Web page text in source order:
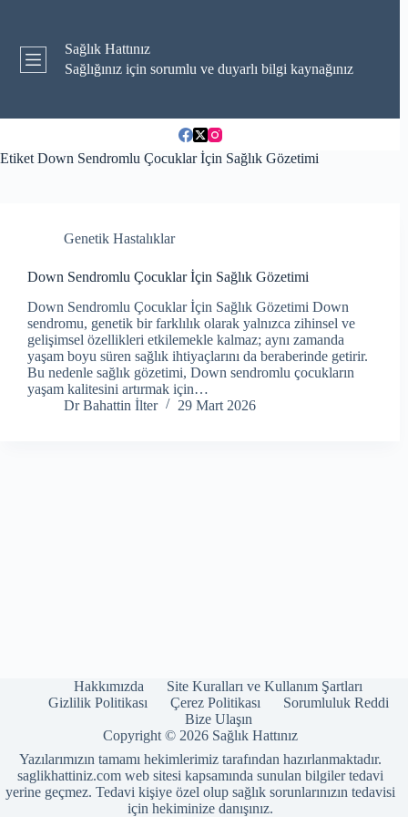
Sağlık Hattınız
Sağlığınız için sorumlu ve duyarlı bilgi kaynağınız
Etiket Down Sendromlu Çocuklar İçin Sağlık Gözetimi
Genetik Hastalıklar
Down Sendromlu Çocuklar İçin Sağlık Gözetimi
Down Sendromlu Çocuklar İçin Sağlık Gözetimi Down
sendromu, genetik bir farklılık olarak yalnızca zihinsel ve
gelişimsel özellikleri etkilemekle kalmaz; aynı zamanda
yaşam boyu süren sağlık ihtiyaçlarını da beraberinde getirir.
Bu nedenle sağlık gözetimi, Down sendromlu çocukların
yaşam kalitesini artırmak için…
Dr Bahattin İlter
29 Mart 2026
Hakkımızda
Site Kuralları ve Kullanım Şartları
Gizlilik Politikası
Çerez Politikası
Sorumluluk Reddi
Bize Ulaşın
Copyright © 2026 Sağlık Hattınız
Yazılarımızın tamamı hekimlerimiz tarafından hazırlanmaktadır.
saglikhattiniz.com web sitesi kapsamında sunulan bilgiler tedavi
yerine geçmez. Tedavi kişiye özel olup sağlık sorunlarınızın tedavisi
için hekiminize danışınız.